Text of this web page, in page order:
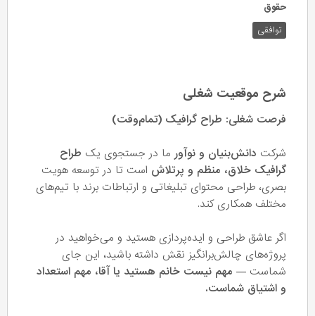
حقوق
توافقی
شرح موقعیت شغلی
فرصت شغلی: طراح گرافیک (تمام‌وقت)
شرکت دانش‌بنیان و نوآور ما در جستجوی یک طراح
گرافیک خلاق، منظم و پرتلاش است تا در توسعه هویت
بصری، طراحی محتوای تبلیغاتی و ارتباطات برند با تیم‌های
مختلف همکاری کند.
اگر عاشق طراحی و ایده‌پردازی هستید و می‌خواهید در
پروژه‌های چالش‌برانگیز نقش داشته باشید، این جای
شماست — مهم نیست خانم هستید یا آقا، مهم استعداد
و اشتیاق شماست.